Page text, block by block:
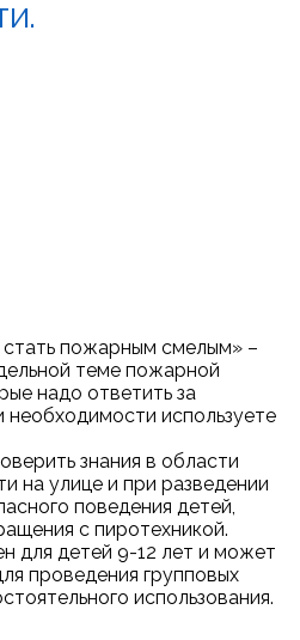
пожарным смелым» –
теме пожарной
надо ответить за
используете
знания в области
на улице и при разведении
поведения детей,
с пиротехникой.
для детей 9-12 лет и может
проведения групповых
использования.